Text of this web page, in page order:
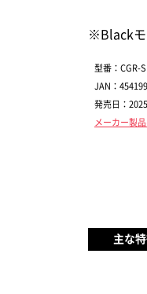
※Blackモ
型番：CGR-
JAN：
発売日：
メーカー製
主な